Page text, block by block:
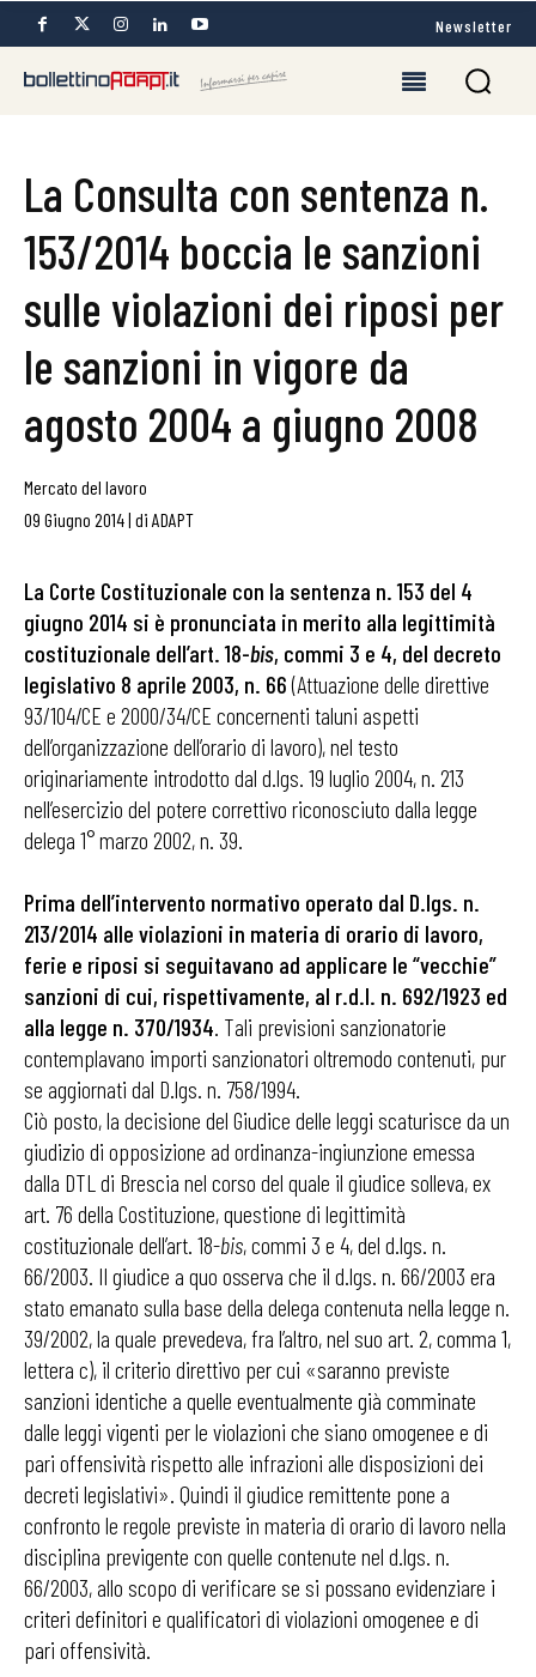
Newsletter
La Consulta con sentenza n.
153/2014 boccia le sanzioni
sulle violazioni dei riposi per
le sanzioni in vigore da
agosto 2004 a giugno 2008
Mercato del lavoro
09 Giugno 2014| di ADAPT
La Corte Costituzionale con la sentenza n. 153 del 4
giugno 2014 si è pronunciata in merito alla legittimità
costituzionale dell’art. 18-bis, commi 3 e 4, del decreto
legislativo 8 aprile 2003, n. 66(Attuazione delle direttive
93/104/CE e 2000/34/CE concernenti taluni aspetti
dell’organizzazione dell’orario di lavoro), nel testo
originariamente introdotto dal d.lgs. 19 luglio 2004, n. 213
nell’esercizio del potere correttivo riconosciuto dalla legge
delega 1° marzo 2002, n. 39.
Prima dell’intervento normativo operato dal D.lgs. n.
213/2014 alle violazioni in materia di orario di lavoro,
ferie e riposi si seguitavano ad applicare le “vecchie”
sanzioni di cui, rispettivamente, al r.d.l. n. 692/1923 ed
alla legge n. 370/1934. Tali previsioni sanzionatorie
contemplavano importi sanzionatori oltremodo contenuti, pur
se aggiornati dal D.lgs. n. 758/1994.
Ciò posto, la decisione del Giudice delle leggi scaturisce da un
giudizio di opposizione ad ordinanza-ingiunzione emessa
dalla DTL di Brescia nel corso del quale il giudice solleva, ex
art. 76 della Costituzione, questione di legittimità
costituzionale dell’art. 18-bis, commi 3 e 4, del d.lgs. n.
66/2003. Il giudice a quo osserva che il d.lgs. n. 66/2003 era
stato emanato sulla base della delega contenuta nella legge n.
39/2002, la quale prevedeva, fra l’altro, nel suo art. 2, comma 1,
lettera c), il criterio direttivo per cui «saranno previste
sanzioni identiche a quelle eventualmente già comminate
dalle leggi vigenti per le violazioni che siano omogenee e di
pari offensività rispetto alle infrazioni alle disposizioni dei
decreti legislativi». Quindi il giudice remittente pone a
confronto le regole previste in materia di orario di lavoro nella
disciplina previgente con quelle contenute nel d.lgs. n.
66/2003, allo scopo di verificare se si possano evidenziare i
criteri definitori e qualificatori di violazioni omogenee e di
pari offensività.